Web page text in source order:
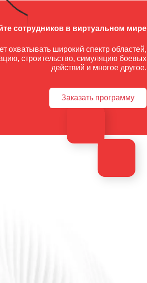
сотрудников в виртуальном мире
охватывать широкий спектр областей,
строительство, симуляцию боевых
действий и многое другое.
Заказать программу